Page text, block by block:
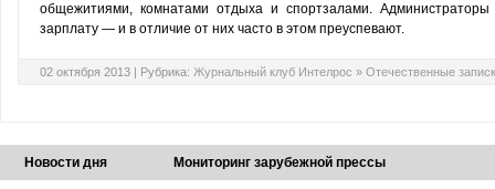
общежитиями, комнатами отдыха и спортзалами.
зарплату — и в отличие от них часто в этом преуспевают.
02 октября 2013 | Рубрика: Журнальный клуб Интелрос » Отечественные
Новости дня Мониторинг зарубежной прессы